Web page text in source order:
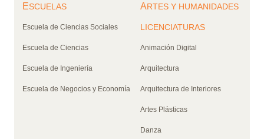
ESCUELAS
Escuela de Ciencias Sociales
Escuela de Ciencias
Escuela de Ingeniería
Escuela de Negocios y Economía
ARTES Y HUMANIDADES
LICENCIATURAS
Animación Digital
Arquitectura
Arquitectura de Interiores
Artes Plásticas
Danza